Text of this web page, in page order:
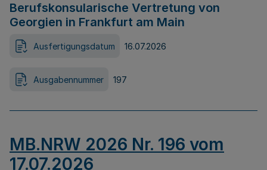
Berufskonsularische Vertretung von
Georgien in Frankfurt am Main
Ausfertigungsdatum 16.07.2026
Ausgabennummer 197
MB.NRW 2026 Nr. 196 vom
17.07.2026